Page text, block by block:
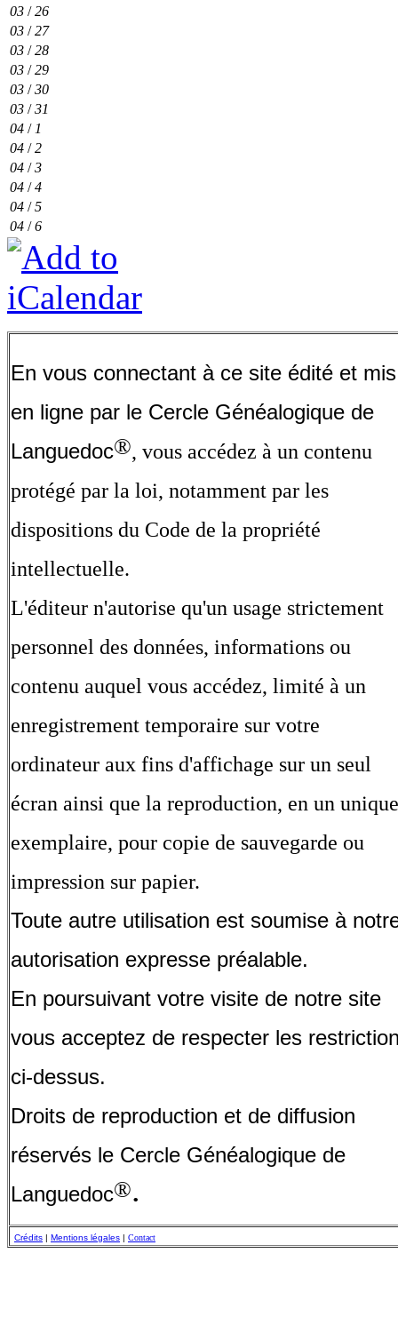
03 /26
03 /27
03 /28
03 /29
03 /30
03 /31
04 /1
04 /2
04 /3
04 /4
04 /5
04 /6
En vous connectant à ce site édité et mis
en ligne par le Cercle Généalogique de
Languedoc®, vous accédez à un contenu
protégé par la loi, notamment par les
dispositions du Code de la propriété
intellectuelle.
L'éditeur n'autorise qu'un usage strictement
personnel des données, informations ou
contenu auquel vous accédez, limité à un
enregistrement temporaire sur votre
ordinateur aux fins d'affichage sur un seul
écran ainsi que la reproduction, en un unique
exemplaire, pour copie de sauvegarde ou
impression sur papier.
Toute autre utilisation est soumise à
autorisation expresse préalable.
En poursuivant votre visite de notre site
vous acceptez de respecter les
ci-dessus.
Droits de reproduction et de diffusion
réservés le Cercle Généalogique de
Languedoc®.
Crédits Mentions légales Contact